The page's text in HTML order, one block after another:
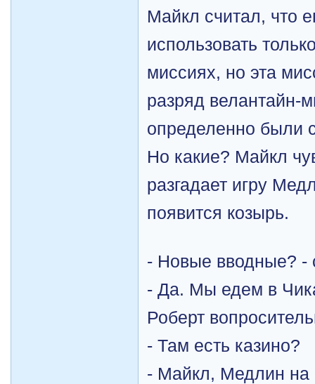
Майкл считал, что
использовать
миссиях, но эта
разряд велантайн-
определенно были
Но какие? Майкл
разгадает игру
появится козырь.
- Новые вводные? -
- Да. Мы едем в
Роберт
- Там есть казино?
- Майкл, Медлин на